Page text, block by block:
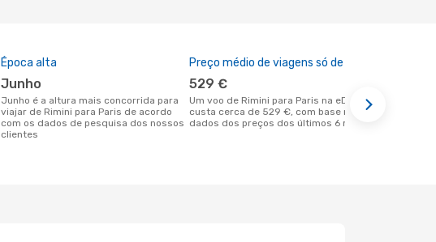
Época alta
junho
junho é a altura mais concorrida para
viajar de Rimini para Paris de acordo
com os dados de pesquisa dos nossos
clientes
Preço médio de viagens só de ida
529 €
Um voo de Rimini para Paris na eDreams
custa cerca de 529 €, com base nos
dados dos preços dos últimos 6 meses